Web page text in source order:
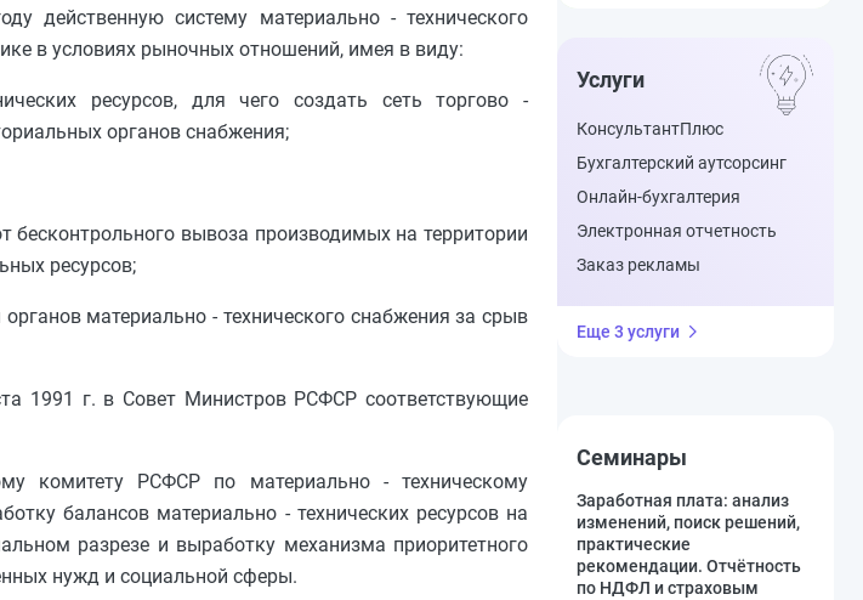
действенную систему материально - технического
в условиях рыночных отношений, имея в виду:
ресурсов, для чего создать сеть торгово -
органов снабжения;
бесконтрольного вывоза производимых на территории
ресурсов;
материально - технического снабжения за срыв
1991 г. в Совет Министров РСФСР соответствующие
комитету РСФСР по материально - техническому
балансов материально - технических ресурсов на
разрезе и выработку механизма приоритетного
нужд и социальной сферы.
Услуги
КонсультантПлюс
Бухгалтерский аутсорсинг
Онлайн-бухгалтерия
Электронная отчетность
Заказ рекламы
Еще 3 услуги
Семинары
Заработная плата: анализ
изменений, поиск решений,
практические
рекомендации. Отчётность
по НДФЛ и страховым